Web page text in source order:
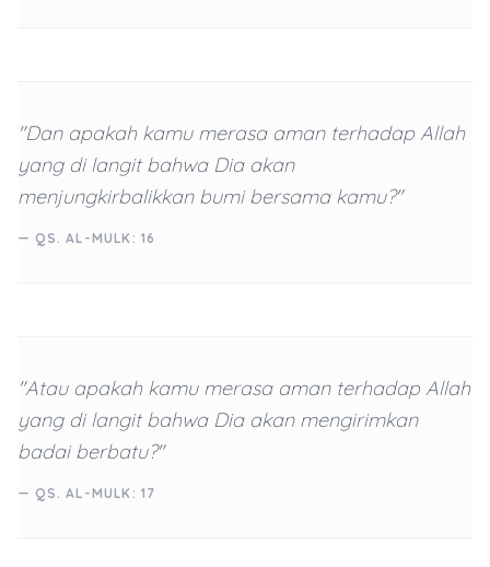
"Dan apakah kamu merasa aman terhadap Allah
yang di langit bahwa Dia akan
menjungkirbalikkan bumi bersama kamu?"
— QS. AL-MULK: 16
"Atau apakah kamu merasa aman terhadap Allah
yang di langit bahwa Dia akan mengirimkan
badai berbatu?"
— QS. AL-MULK: 17